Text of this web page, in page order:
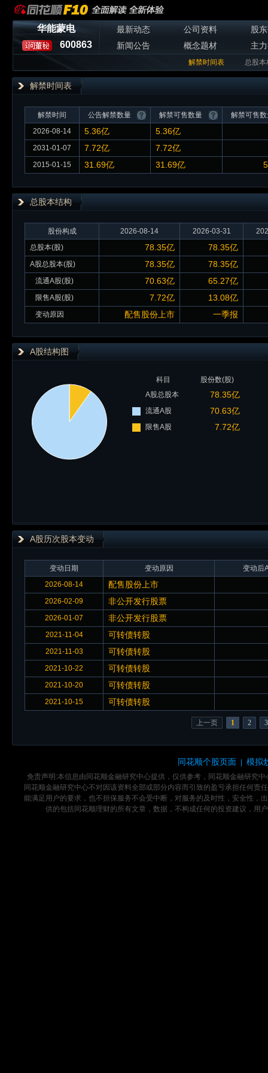
华能蒙电
600863
最新动态 公司资料
股
新闻公告
概念题材 主
解禁时间表 总股本
解禁时间表
解禁时间 公告解禁数量 解禁可售数量
解禁可售
2026-08-14
5.36亿 5.36亿
2031-01-07 7.72亿 7.72亿
2015-01-15 31.69亿 31.69亿
总股本结构
股份构成 2026-08-14 2026-03-31
总股本(股)
78.35亿 78.35亿
A股总股本(股) 78.35亿 78.35亿
流通A股(股) 70.63亿 65.27亿
限售A股(股) 7.72亿 13.08亿
变动原因 配售股份上市 一季报
A股结构图
科目
股份数(股)
A股总股本
78.35亿
流通A股 70.63亿
限售A股 7.72亿
A股历次股本变动
变动日期 变动原因
变动后
2026-08-14
配售股份上市
2026-02-09 非公开发行股票
2026-01-07 非公开发行股票
2021-11-04 可转债转股
2021-11-03 可转债转股
2021-10-22 可转债转股
2021-10-20 可转债转股
2021-10-15 可转债转股
上一页 1 2 3
同花顺个股页面 模拟
免责声明:本信息由同花顺金融研究中心提供，仅供参考，同花顺金融研究
同花顺金融研究中心不对因该资料全部或部分内容而引致的盈亏承担任何
能满足用户的要求，也不担保服务不会受中断，对服务的及时性，安全性，
供的包括同花顺理财的所有文章，数据，不构成任何的投资建议，用